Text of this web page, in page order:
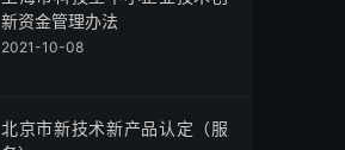
新资金管理办法
2021-10-08
北京市新技术新产品认定（服